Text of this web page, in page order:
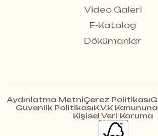
Video Galeri
E-Katalog
Dökümanlar
Aydınlatma MetniÇerez Politikası
Güvenlik PolitikasıK.V.K
Kişisel Veri Koruma